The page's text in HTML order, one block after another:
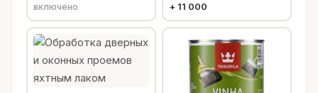
включено
+ 11 000